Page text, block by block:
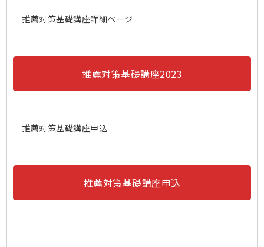
推薦対策基礎講座詳細ページ
推薦対策基礎講座2023
推薦対策基礎講座申込
推薦対策基礎講座申込